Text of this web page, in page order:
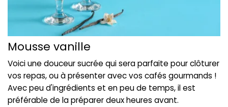
Mousse vanille
Voici une douceur sucrée qui sera parfaite pour clôturer
vos repas, ou à présenter avec vos cafés gourmands !
Avec peu d'ingrédients et en peu de temps, il est
préférable de la préparer deux heures avant.